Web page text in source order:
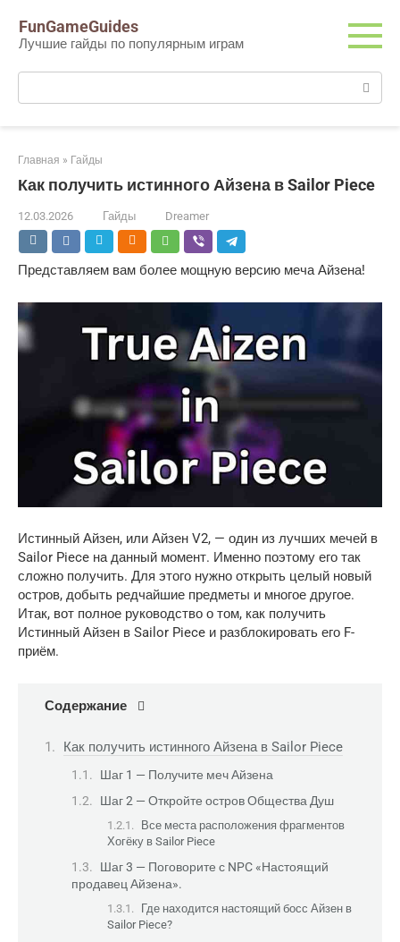
контенту
FunGameGuides
Лучшие гайды по популярным играм
Поиск:
Главная » Гайды
Как получить истинного Айзена в Sailor Piece
12.03.2026 Гайды Dreamer
Представляем вам более мощную версию меча Айзена!
Истинный Айзен, или Айзен V2, — один из лучших мечей в
Sailor Piece на данный момент. Именно поэтому его так
сложно получить. Для этого нужно открыть целый новый
остров, добыть редчайшие предметы и многое другое.
Итак, вот полное руководство о том, как получить
Истинный Айзен в Sailor Piece и разблокировать его F-
приём.
Содержание
Как получить истинного Айзена в Sailor Piece
Шаг 1 — Получите меч Айзена
Шаг 2 — Откройте остров Общества Душ
Все места расположения фрагментов
Хогёку в Sailor Piece
Шаг 3 — Поговорите с NPC «Настоящий
продавец Айзена».
Где находится настоящий босс Айзен в
Sailor Piece?